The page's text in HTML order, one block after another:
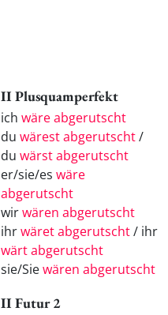
II Plusquamperfekt
ich wäre abgerutscht
du wärest abgerutscht/
du wärst abgerutscht
er/sie/es wäre
abgerutscht
wirwären abgerutscht
ihrwäret abgerutscht/ ihr
wärt abgerutscht
sie/Siewären abgerutscht
II Futur 2